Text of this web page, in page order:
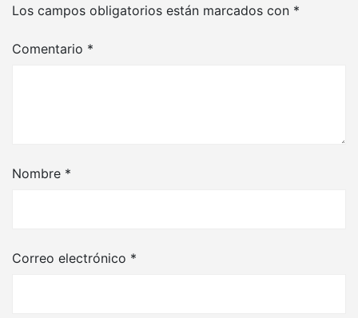
Los campos obligatorios están marcados con *
Comentario *
Nombre *
Correo electrónico *